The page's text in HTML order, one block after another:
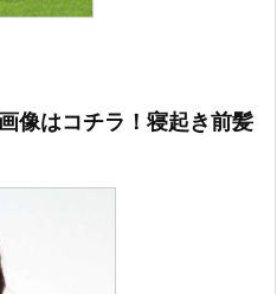
像はコチラ！寝起き前髪